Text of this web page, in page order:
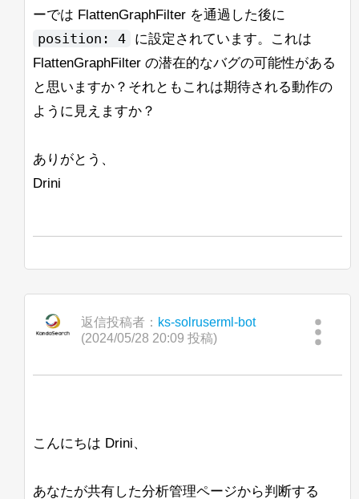
ーでは FlattenGraphFilter を通過した後に
position: 4
に設定されています。これは
FlattenGraphFilter の潜在的なバグの可能性がある
と思いますか？それともこれは期待される動作の
ように見えますか？
ありがとう、
Drini
返信投稿者： ks-solruserml-bot
(2024/05/28 20:09 投稿)
こんにちは Drini、
あなたが共有した分析管理ページから判断する